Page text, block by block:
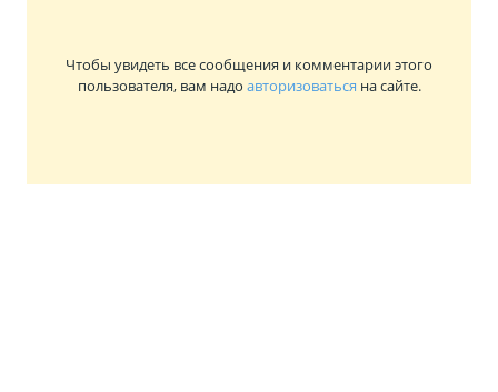
Чтобы увидеть все сообщения и комментарии этого
пользователя, вам надо авторизоваться на сайте.